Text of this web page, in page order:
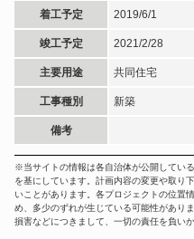
着工予定 2019/6/1
竣工予定 2021/2/28
主要用途 共同住宅
工事種別 新築
備考
※当サイトの情報は各自治体が公開してい
を基にしています。計画内容の変更や取り
いことがあります。各プロジェクトの位置
め、多少のずれが生じている可能性があり
損害などにつきまして、一切の責任を負い